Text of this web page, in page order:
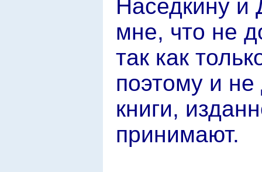
Наседкину и
мне, что не
так как
поэтому и не
книги,
принимают.